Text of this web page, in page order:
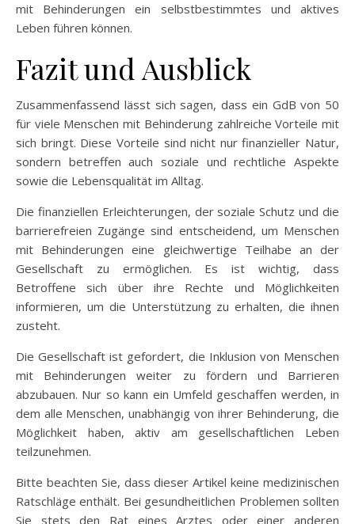
mit Behinderungen ein selbstbestimmtes und aktives
Leben führen können.
Fazit und Ausblick
Zusammenfassend lässt sich sagen, dass ein GdB von 50
für viele Menschen mit Behinderung zahlreiche Vorteile mit
sich bringt. Diese Vorteile sind nicht nur finanzieller Natur,
sondern betreffen auch soziale und rechtliche Aspekte
sowie die Lebensqualität im Alltag.
Die finanziellen Erleichterungen, der soziale Schutz und die
barrierefreien Zugänge sind entscheidend, um Menschen
mit Behinderungen eine gleichwertige Teilhabe an der
Gesellschaft zu ermöglichen. Es ist wichtig, dass
Betroffene sich über ihre Rechte und Möglichkeiten
informieren, um die Unterstützung zu erhalten, die ihnen
zusteht.
Die Gesellschaft ist gefordert, die Inklusion von Menschen
mit Behinderungen weiter zu fördern und Barrieren
abzubauen. Nur so kann ein Umfeld geschaffen werden, in
dem alle Menschen, unabhängig von ihrer Behinderung, die
Möglichkeit haben, aktiv am gesellschaftlichen Leben
teilzunehmen.
Bitte beachten Sie, dass dieser Artikel keine medizinischen
Ratschläge enthält. Bei gesundheitlichen Problemen sollten
Sie stets den Rat eines Arztes oder einer anderen